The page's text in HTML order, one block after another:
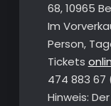
68, 10965
Im
Person,
Tickets
474 883 67
Hinweis: